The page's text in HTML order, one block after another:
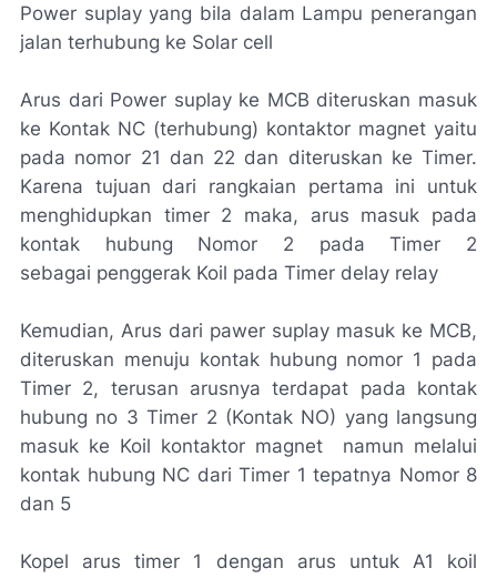
Power suplay yang bila dalam Lampu penerangan
jalan terhubung ke Solar cell
Arus dari Power suplay ke MCB diteruskan masuk
ke Kontak NC (terhubung) kontaktor magnet yaitu
pada nomor 21 dan 22 dan diteruskan ke Timer.
Karena tujuan dari rangkaian pertama ini untuk
menghidupkan timer 2 maka, arus masuk pada
kontak hubung Nomor 2 pada Timer 2
sebagai penggerak Koil pada Timer delay relay
Kemudian, Arus dari pawer suplay masuk ke MCB,
diteruskan menuju kontak hubung nomor 1 pada
Timer 2, terusan arusnya terdapat pada kontak
hubung no 3 Timer 2 (Kontak NO) yang langsung
masuk ke Koil kontaktor magnet namun melalui
kontak hubung NC dari Timer 1 tepatnya Nomor 8
dan 5
Kopel arus timer 1 dengan arus untuk A1 koil